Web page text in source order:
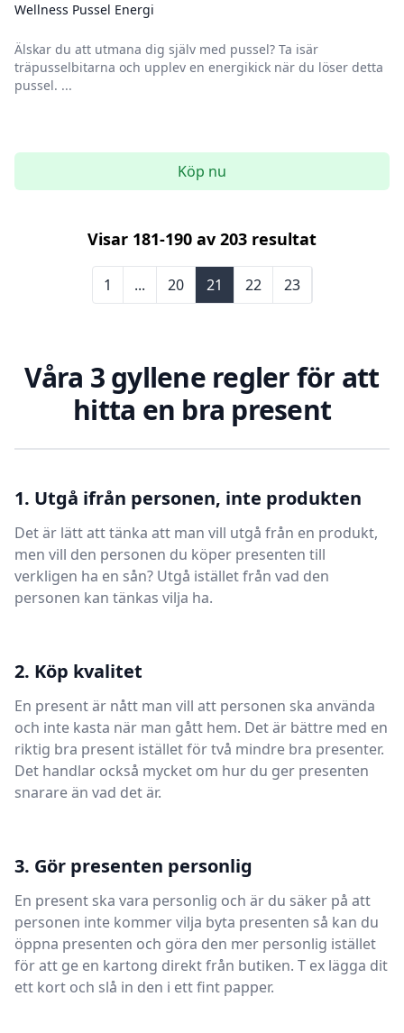
Wellness Pussel Energi
Älskar du att utmana dig själv med pussel? Ta isär
träpusselbitarna och upplev en energikick när du löser detta
pussel. ...
Köp nu
Visar 181-190 av 203 resultat
1 ... 20 21 22 23
Våra 3 gyllene regler för att
hitta en bra present
1. Utgå ifrån personen, inte produkten
Det är lätt att tänka att man vill utgå från en produkt,
men vill den personen du köper presenten till
verkligen ha en sån? Utgå istället från vad den
personen kan tänkas vilja ha.
2. Köp kvalitet
En present är nått man vill att personen ska använda
och inte kasta när man gått hem. Det är bättre med en
riktig bra present istället för två mindre bra presenter.
Det handlar också mycket om hur du ger presenten
snarare än vad det är.
3. Gör presenten personlig
En present ska vara personlig och är du säker på att
personen inte kommer vilja byta presenten så kan du
öppna presenten och göra den mer personlig istället
för att ge en kartong direkt från butiken. T ex lägga dit
ett kort och slå in den i ett fint papper.